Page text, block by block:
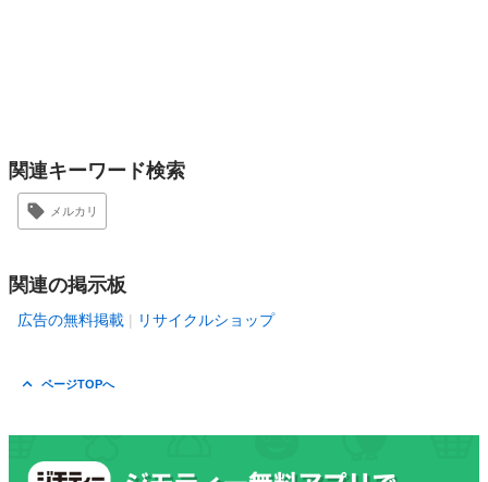
関連キーワード検索
メルカリ
関連の掲示板
広告の無料掲載 リサイクルショップ
ページTOPへ